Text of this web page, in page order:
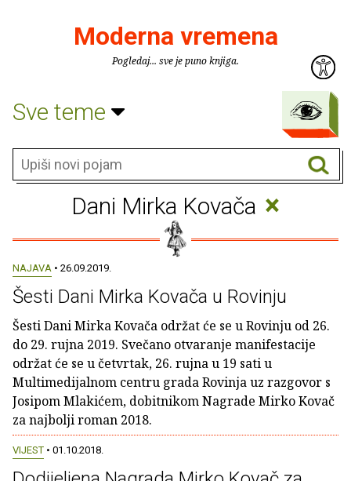
Moderna vremena
Pogledaj... sve je puno knjiga.
Sve teme
Dani Mirka Kovača ×
NAJAVA • 26.09.2019.
Šesti Dani Mirka Kovača u Rovinju
Šesti Dani Mirka Kovača održat će se u Rovinju od 26.
do 29. rujna 2019. Svečano otvaranje manifestacije
održat će se u četvrtak, 26. rujna u 19 sati u
Multimedijalnom centru grada Rovinja uz razgovor s
Josipom Mlakićem, dobitnikom Nagrade Mirko Kovač
za najbolji roman 2018.
VIJEST • 01.10.2018.